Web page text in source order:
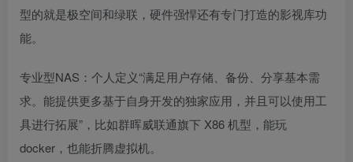
型的就是极空间和绿联，硬件强悍还有专门打造的影视库功
能。
专业型NAS：个人定义“满足用户存储、备份、分享基本需
求。能提供更多基于自身开发的独家应用，并且可以使用工
具进行拓展”，比如群晖威联通旗下 X86 机型，能玩
docker，也能折腾虚拟机。